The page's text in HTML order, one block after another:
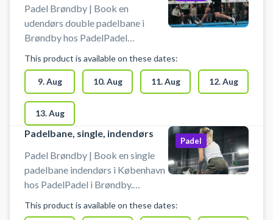
Lyngby. Du medbringer selv padel
bat og bolde. Der er lys på
Gladsaxe padelbane. #Padel-
Padel Brøndby | Book en
udendørs double padelbane i
Brøndby hos PadelPadel
byder på 14 padelbaner. Der er 2
padelbaner udendørs, som begge
er doublebaner. Indendørs finder
du henholdsvis 10 double
padelbaner og 2 singlebaner.
PadelPadel København har også
padeltræning, hvor du kan møde
dygtige PadelPadel trænere i
centret i Brøndby. Der er gratis
Brøndby og det er muligt at leje
This product is available on these dates:
9. Aug 10. Aug 11. Aug 12. Aug
13. Aug
Padelbane, single, indendørs
Padel Brøndby | Book en single
padelbane indendørs i København
hos PadelPadel i Brøndby.
padelbaner. Du finder 2 single- og
Padel
This product is available on these dates: